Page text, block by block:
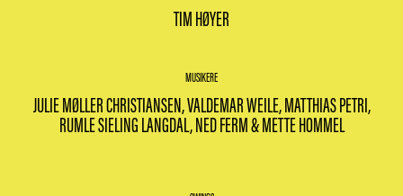
TIM HØYER
MUSIKERE
JULIE MØLLER CHRISTIANSEN, VALDEMAR WEILE, MATTHIAS PETRI,
RUMLE SIELING LANGDAL, NED FERM & METTE HOMMEL